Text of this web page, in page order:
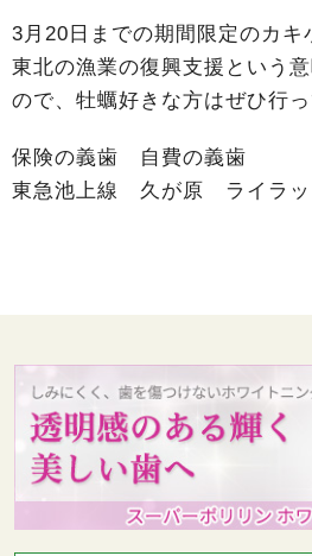
3月20日までの期間限定のカキ
東北の漁業の復興支援という
ので、牡蠣好きな方はぜひ行っ
保険の義歯 自費の義歯
東急池上線 久が原 ライラッ